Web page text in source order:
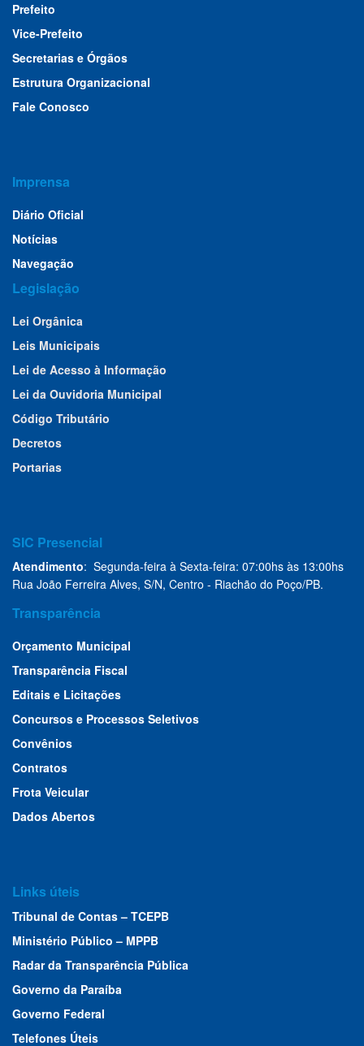
Prefeito
Vice-Prefeito
Secretarias e Órgãos
Estrutura Organizacional
Fale Conosco
Imprensa
Diário Oficial
Notícias
Navegação
Legislação
Lei Orgânica
Leis Municipais
Lei de Acesso à Informação
Lei da Ouvidoria Municipal
Código Tributário
Decretos
Portarias
SIC Presencial
Atendimento: Segunda-feira à Sexta-feira: 07:00hs às 13:00hs
Rua João Ferreira Alves, S/N, Centro - Riachão do Poço/PB.
Transparência
Orçamento Municipal
Transparência Fiscal
Editais e Licitações
Concursos e Processos Seletivos
Convênios
Contratos
Frota Veicular
Dados Abertos
Links úteis
Tribunal de Contas – TCEPB
Ministério Público – MPPB
Radar da Transparência Pública
Governo da Paraíba
Governo Federal
Telefones Úteis